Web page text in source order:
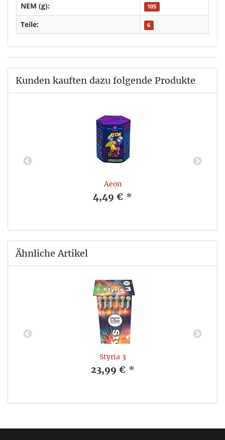
NEM (g): 105
Teile: 6
Kunden kauften dazu folgende Produkte
Aeon
4,49 € *
Ähnliche Artikel
Styria 3
23,99 € *